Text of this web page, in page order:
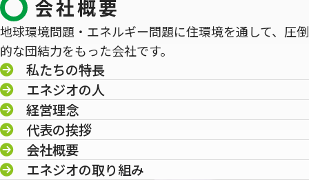
会社概要
地球環境問題・エネルギー問題に住環境を通して、圧倒
的な団結力をもった会社です。
私たちの特長
エネジオの人
経営理念
代表の挨拶
会社概要
エネジオの取り組み